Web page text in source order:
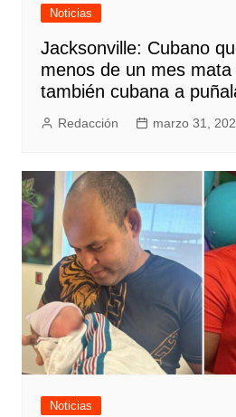
Noticias
Jacksonville: Cubano
menos de un mes
también cubana a
Redacción marzo 31,
Noticias